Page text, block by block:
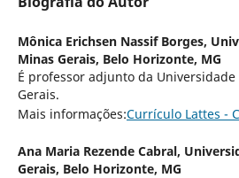
Mônica Erichsen Nassif Borges,
Minas Gerais, Belo Horizonte, MG
É professor adjunto da
Gerais.
Mais informações:Currículo Lattes -
Ana Maria Rezende Cabral,
Gerais, Belo Horizonte, MG